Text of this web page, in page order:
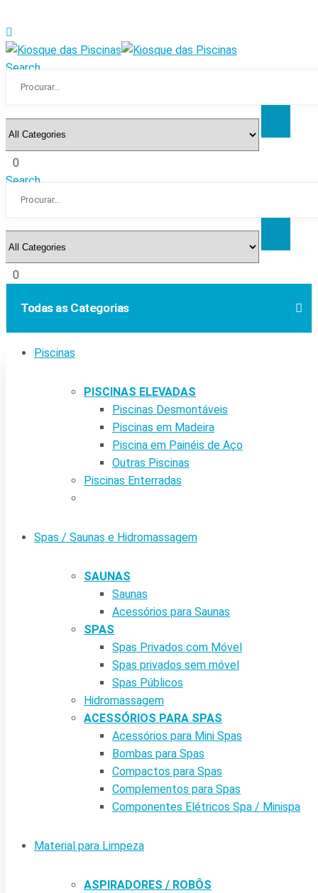
Search
0
Search
0
Todas as Categorias
Piscinas
PISCINAS ELEVADAS
Piscinas Desmontáveis
Piscinas em Madeira
Piscina em Painéis de Aço
Outras Piscinas
Piscinas Enterradas
Spas / Saunas e Hidromassagem
SAUNAS
Saunas
Acessórios para Saunas
SPAS
Spas Privados com Móvel
Spas privados sem móvel
Spas Públicos
Hidromassagem
ACESSÓRIOS PARA SPAS
Acessórios para Mini Spas
Bombas para Spas
Compactos para Spas
Complementos para Spas
Componentes Elétricos Spa / Minispa
Material para Limpeza
ASPIRADORES / ROBÔS